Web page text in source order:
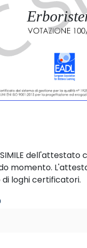
momento.
loghi certificatori.